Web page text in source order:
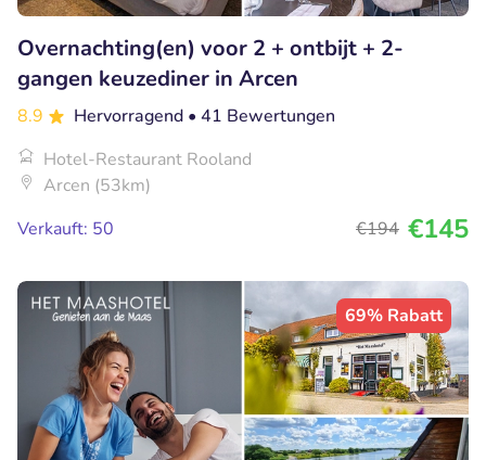
Overnachting(en) voor 2 + ontbijt + 2-
gangen keuzediner in Arcen
8.9 Hervorragend • 41 Bewertungen
Hotel-Restaurant Rooland
Arcen (53km)
Verkauft: 50
€194 €145
69% Rabatt